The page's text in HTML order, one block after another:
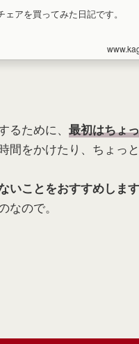
ェアを買ってみた日記です。
ために、 最初はちょ
間をかけたり、ちょっ
いことをおすすめします
なので。